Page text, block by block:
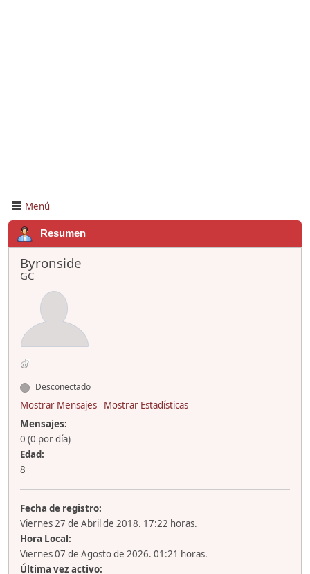
Menú
Resumen
Byronside
GC
Desconectado
Mostrar Mensajes
Mostrar Estadísticas
Mensajes:
0 (0 por día)
Edad:
8
Fecha de registro:
Viernes 27 de Abril de 2018. 17:22 horas.
Hora Local:
Viernes 07 de Agosto de 2026. 01:21 horas.
Última vez activo: